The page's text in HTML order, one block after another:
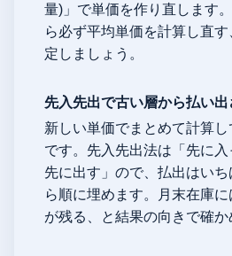
量)」で単価を作り直します
ら必ず平均単価を計算し直す
定しましょう。
先入先出で古い層から払い出
新しい単価でまとめて計算し
です。先入先出法は「先に入
先に出す」ので、払出はい
ら順に埋めます。月末在庫
が残る、と結果の向きで確か